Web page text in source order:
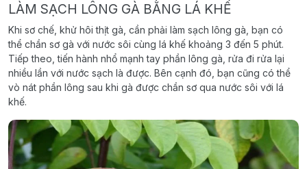
LÀM SẠCH LÔNG GÀ BẰNG LÁ KHẾ
Khi sơ chế, khử hôi thịt gà, cần phải làm sạch lông gà, bạn có
thể chần sơ gà với nước sôi cùng lá khế khoảng 3 đến 5 phút.
Tiếp theo, tiến hành nhổ mạnh tay phần lông gà, rửa đi rửa lại
nhiều lần với nước sạch là được. Bên cạnh đó, bạn cũng có thể
vò nát phần lông sau khi gà được chần sơ qua nước sôi với lá
khế.